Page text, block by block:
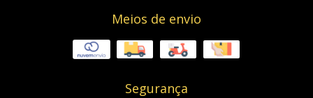
Meios de envio
Segurança